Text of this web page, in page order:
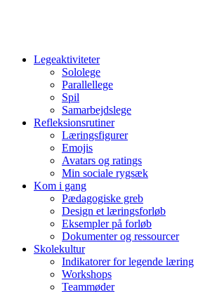
Legeaktiviteter
Sololege
Parallellege
Spil
Samarbejdslege
Refleksionsrutiner
Læringsfigurer
Emojis
Avatars og ratings
Min sociale rygsæk
Kom i gang
Pædagogiske greb
Design et læringsforløb
Eksempler på forløb
Dokumenter og ressourcer
Skolekultur
Indikatorer for legende læring
Workshops
Teammøder